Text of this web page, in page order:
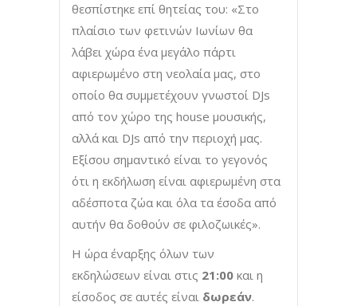
θεσπίστηκε επί θητείας του: «Στο
πλαίσιο των φετινών Ιωνίων θα
λάβει χώρα ένα μεγάλο πάρτι
αφιερωμένο στη νεολαία μας, στο
οποίο θα συμμετέχουν γνωστοί DJs
από τον χώρο της house μουσικής,
αλλά και DJs από την περιοχή μας.
Εξίσου σημαντικό είναι το γεγονός
ότι η εκδήλωση είναι αφιερωμένη στα
αδέσποτα ζώα και όλα τα έσοδα από
αυτήν θα δοθούν σε φιλοζωικές».
Η ώρα έναρξης όλων των
εκδηλώσεων είναι στις 21:00 και η
είσοδος σε αυτές είναι δωρεάν.